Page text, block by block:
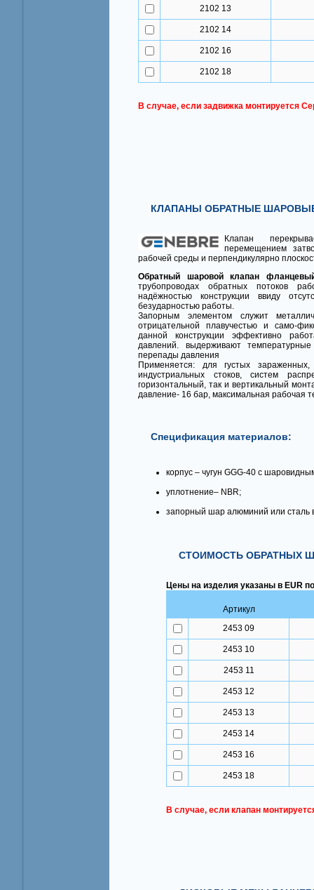
2102 13
2102 14
2102 16
2102 18
В случае, если задвижка монтируется
КЛАПАНЫ ОБРАТНЫЕ ШАРОВЫЕ
Клапан
перемещением
рабочей среды и перпендикулярно
Обратный шаровой клапан
трубопроводах обратных потоков
надёжностью конструкции ввиду
безударностью работы.
Запорным элементом служит
отрицательной плавучестью и само-
данной конструкции эффективно
давлений. выдерживают
перепады давления
Применяется: для густых
индустриальных стоков, систем
горизонтальный, так и вертикальный
давление- 16 бар, максимальная рабочая
Спецификация материалов:
корпус – чугун GGG-40 с
уплотнение– NBR;
запорный шар алюминий или сталь
СТОИМОСТЬ ОБРАТНЫХ
Цены на изделия указаны в EUR
Артикул
2453 09
2453 10
2453 11
2453 12
2453 13
2453 14
2453 16
2453 18
В случае, если клапан